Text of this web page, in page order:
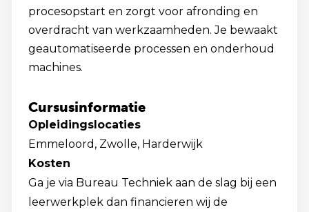
procesopstart en zorgt voor afronding en
overdracht van werkzaamheden. Je bewaakt
geautomatiseerde processen en onderhoud
machines.
Cursusinformatie
Opleidingslocaties
Emmeloord, Zwolle, Harderwijk
Kosten
Ga je via Bureau Techniek aan de slag bij een
leerwerkplek dan financieren wij de